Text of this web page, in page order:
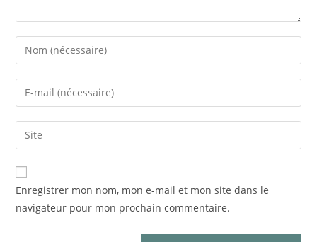
Enregistrer mon nom, mon e-mail et mon site dans le
navigateur pour mon prochain commentaire.